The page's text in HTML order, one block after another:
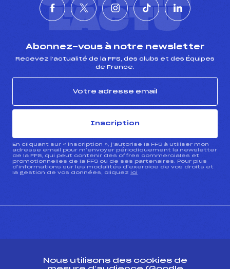
L'ACTU
Abonnez-vous à notre newsletter
Recevez l’actualité de la FFS, des clubs et des Équipes
de France.
Inscription
En cliquant sur « inscription », j’autorise la FFS à utiliser mon
adresse email pour m’envoyer périodiquement la newsletter
de la FFS, qui peut contenir des offres commerciales et
promotionnelles de la FFS ou de ses partenaires. Pour plus
d’informations sur les modalités d’exercice de vos droits et
la gestion de vos données, cliquez ici
Nous utilisons des cookies de